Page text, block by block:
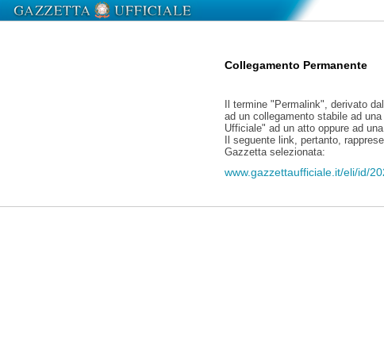
Collegamento Permanente
Il termine "Permalink", derivato
ad un collegamento stabile ad
Ufficiale" ad un atto oppure ad
Il seguente link, pertanto,
Gazzetta selezionata:
www.gazzettaufficiale.it/eli/id/